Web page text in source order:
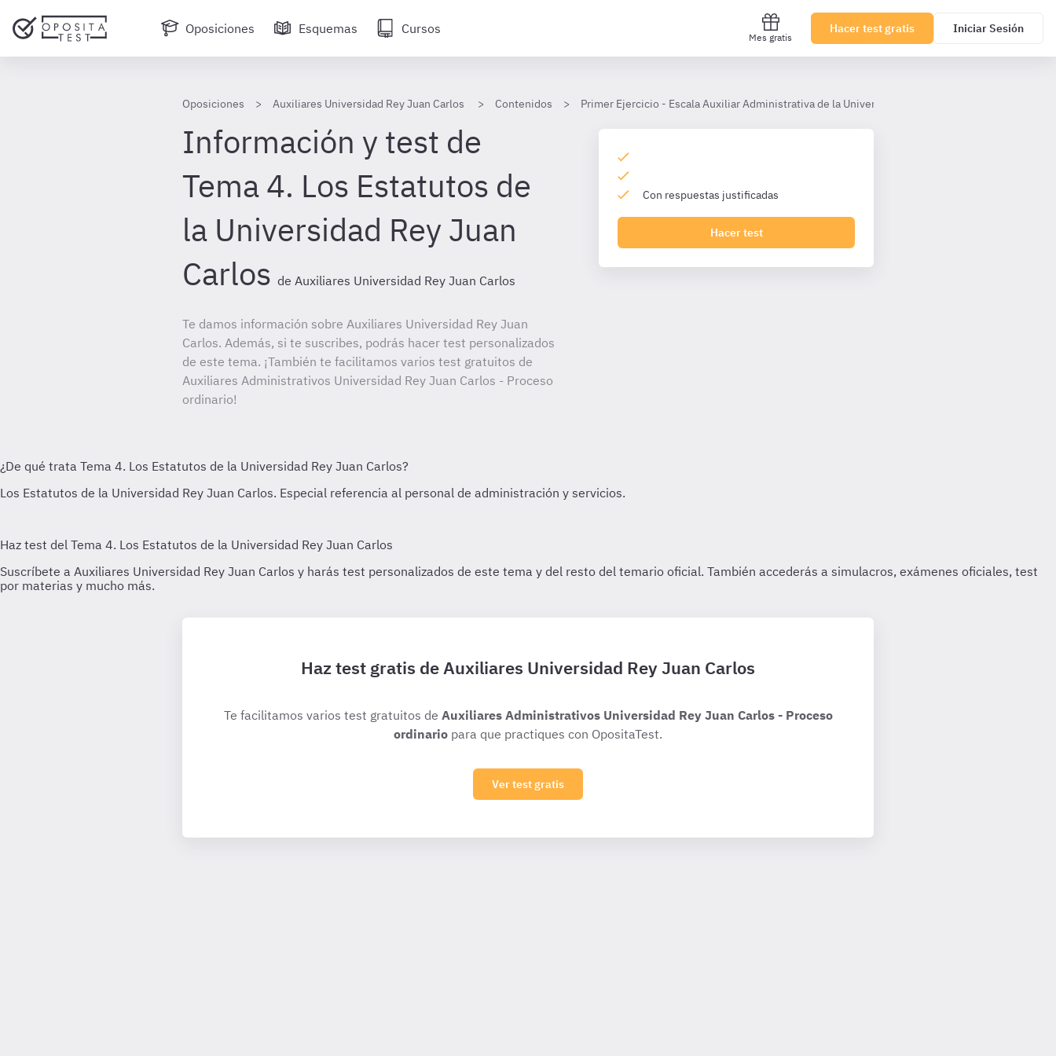
Oposiciones Esquemas Cursos
Mes gratis
Hacer test gratis Iniciar Sesión
Oposiciones Auxiliares Universidad Rey Juan Carlos Contenidos Primer Ejercicio - Escala Auxiliar Administrativa de la Universidad Rey Juan Carlos [Auxiliares
Información y test de
Tema 4. Los Estatutos de
la Universidad Rey Juan
Carlos de Auxiliares Universidad Rey Juan Carlos
Te damos información sobre Auxiliares Universidad Rey Juan
Carlos. Además, si te suscribes, podrás hacer test personalizados
de este tema. ¡También te facilitamos varios test gratuitos de
Auxiliares Administrativos Universidad Rey Juan Carlos - Proceso
ordinario!
Con respuestas justificadas
Hacer test
Haz test gratis de Auxiliares Universidad Rey Juan Carlos
Te facilitamos varios test gratuitos de Auxiliares Administrativos Universidad Rey Juan Carlos - Proceso
ordinario para que practiques con OpositaTest.
Ver test gratis